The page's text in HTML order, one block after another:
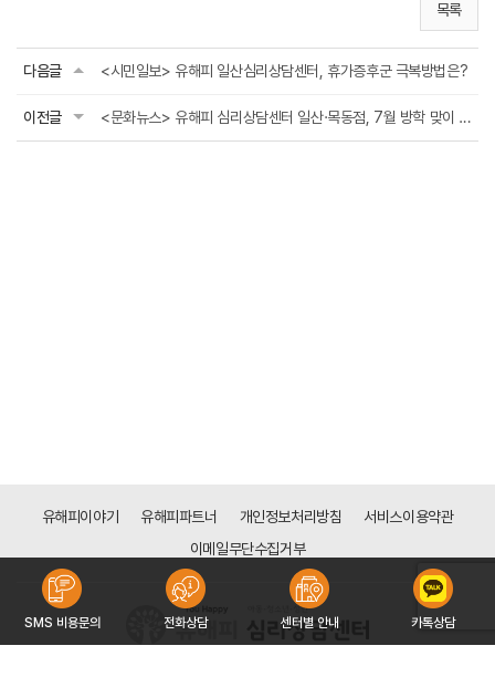
목록
다음글 <시민일보> 유해피 일산심리상담센터, 휴가증후군 극복방법은?
이전글 <문화뉴스> 유해피 심리상담센터 일산·목동점, 7월 방학 맞이 심리검사 할인이벤트 ...
유해피이야기 유해피파트너 개인정보처리방침
서비스이용약관
이메일무단수집거부
SMS 비용문의 전화상담 센터별 안내 카톡상담